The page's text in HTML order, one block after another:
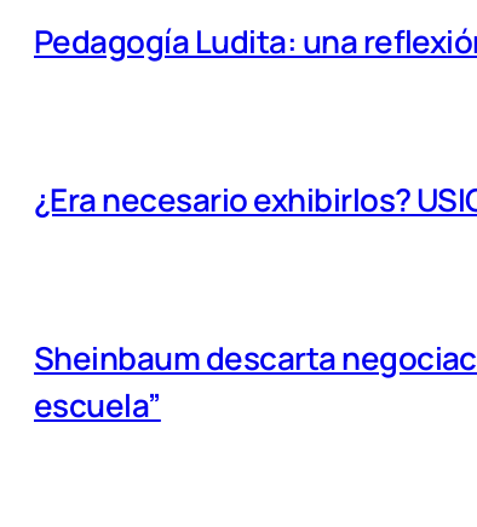
Pedagogía Ludita: una
¿Era necesario exhibirlos?
Sheinbaum descarta
escuela”